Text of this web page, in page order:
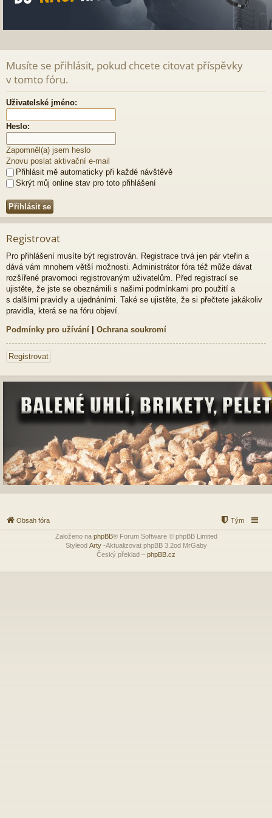
Musíte se přihlásit, pokud chcete citovat příspěvky
v tomto fóru.
Uživatelské jméno:
Heslo:
Zapomněl(a) jsem heslo
Znovu poslat aktivační e-mail
Přihlásit mě automaticky při každé návštěvě
Skrýt můj online stav pro toto přihlášení
Registrovat
Pro přihlášení musíte být registrován. Registrace trvá jen pár vteřin a
dává vám mnohem větší možnosti. Administrátor fóra též může dávat
rozšířené pravomoci registrovaným uživatelům. Před registrací se
ujistěte, že jste se obeznámili s našimi podmínkami pro použití a
s dalšími pravidly a ujednáními. Také se ujistěte, že si přečtete jakákoliv
pravidla, která se na fóru objeví.
Podmínky pro užívání | Ochrana soukromí
Registrovat
Obsah fóra Tým
Založeno na phpBB® Forum Software © phpBB Limited
Styleod Arty-Aktualizovat phpBB 3.2od MrGaby
Český překlad – phpBB.cz